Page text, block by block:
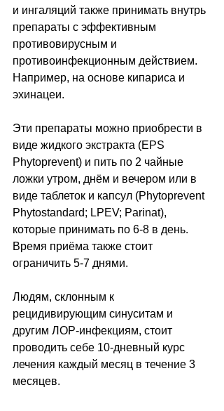
и ингаляций также принимать внутрь
препараты с эффективным
противовирусным и
противоинфекционным действием.
Например, на основе кипариса и
эхинацеи.
Эти препараты можно приобрести в
виде жидкого экстракта (EPS
Phytoprevent) и пить по 2 чайные
ложки утром, днём и вечером или в
виде таблеток и капсул (Phytoprevent
Phytostandard; LPEV; Parinat),
которые принимать по 6-8 в день.
Время приёма также стоит
ограничить 5-7 днями.
Людям, склонным к
рецидивирующим синуситам и
другим ЛОР-инфекциям, стоит
проводить себе 10-дневный курс
лечения каждый месяц в течение 3
месяцев.